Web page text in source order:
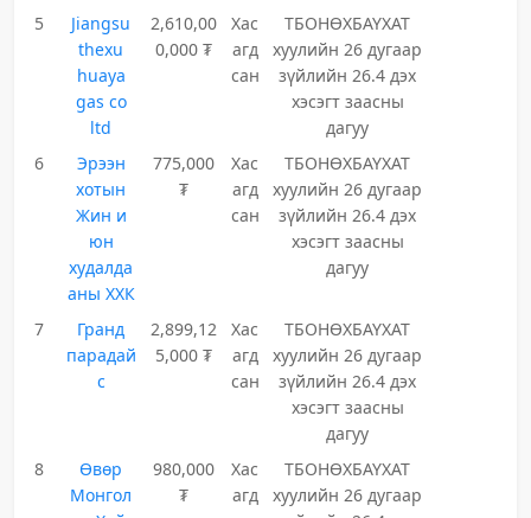
5
Jiangsu
thexu
huaya
gas co
ltd
2,610,00
0,000 ₮
Хас
агд
сан
ТБОНӨХБАҮХАТ
хуулийн 26 дугаар
зүйлийн 26.4 дэх
хэсэгт заасны
дагуу
6
Эрээн
хотын
Жин и
юн
худалда
аны ХХК
775,000
₮
Хас
агд
сан
ТБОНӨХБАҮХАТ
хуулийн 26 дугаар
зүйлийн 26.4 дэх
хэсэгт заасны
дагуу
7
Гранд
парадай
с
2,899,12
5,000 ₮
Хас
агд
сан
ТБОНӨХБАҮХАТ
хуулийн 26 дугаар
зүйлийн 26.4 дэх
хэсэгт заасны
дагуу
8
Өвөр
Монгол
980,000
₮
Хас
агд
ТБОНӨХБАҮХАТ
хуулийн 26 дугаар